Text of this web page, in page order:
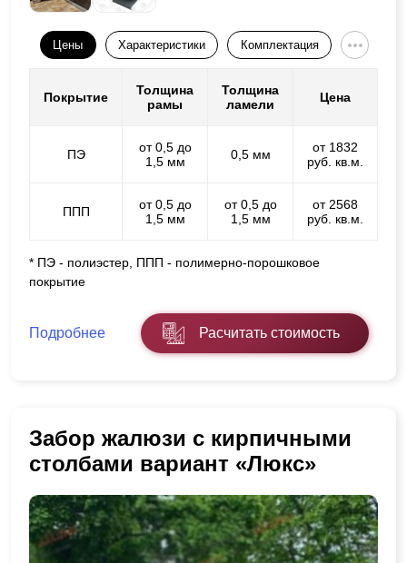
Цены Характеристики Комплектация
Покрытие
Толщина
рамы
Толщина
ламели
Цена
ПЭ
от 0,5 до
1,5 мм
0,5 мм
от 1832
руб. кв.м.
ППП
от 0,5 до
1,5 мм
от 0,5 до
1,5 мм
от 2568
руб. кв.м.
* ПЭ - полиэстер, ППП - полимерно-порошковое
покрытие
Подробнее Расчитать стоимость
Забор жалюзи с кирпичными
столбами вариант «Люкс»